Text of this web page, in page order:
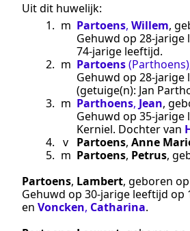
Uit dit huwelijk:
1. m Partoens, Willem,
Gehuwd op 28-jarige
74-jarige leeftijd.
2. m Partoens(Parthoens)
Gehuwd op 28-jarige
(getuige(n): Jan
3. m Parthoens, Jean,
Gehuwd op 35-jarige
Kerniel. Dochter van
4. v Partoens, Anne
5. m Partoens, Petrus,
Partoens, Lambert, geboren op
Gehuwd op 30-jarige leeftijd op
en Voncken, Catharina.